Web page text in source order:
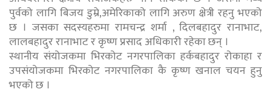
पुर्वको लागि बिजय डुम्रे,अमेरिकाको लागि अरुण क्षेत्री रहनु भएको
छ । जसका सदस्यहरुमा रामचन्द्र शर्मा , दिलबहादुर रानाभाट,
लालबहादुर रानाभाट र कृष्ण प्रसाद अधिकारी रहेका छन् ।
स्थानीय संयोजकमा भिरकोट नगरपालिका हर्कबहादुर रोकाहा र
उपसंयोजकमा भिरकोट नगरपालिका कै कृष्ण खनाल चयन हुनु
भएको छ ।